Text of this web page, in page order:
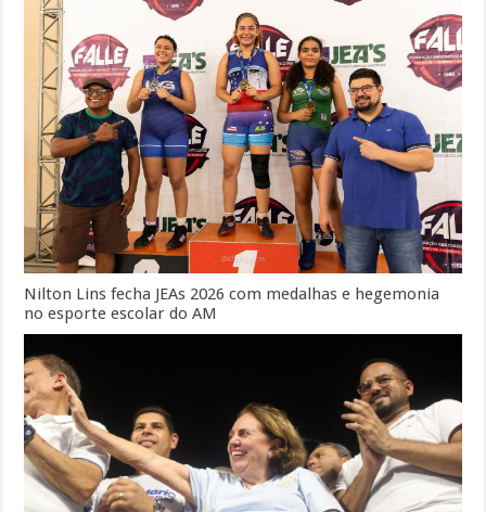
Nilton Lins fecha JEAs 2026 com medalhas e hegemonia
no esporte escolar do AM